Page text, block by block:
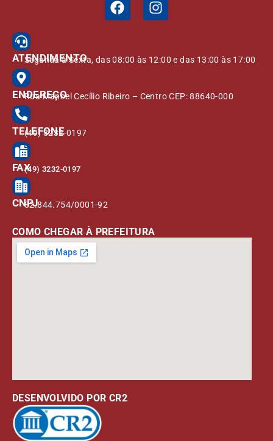
ATENDIMENTO
Segunda à Sexta, das 08:00 às 12:00 e das 13:00 às 17:00
ENDEREÇO
Rua Manoel Cecílio Ribeiro – Centro CEP: 88640-000
TELEFONE
(49) 3232-0197
FAX(49) 3232-0197
CNPJ82.844.754/0001-92
COMO CHEGAR À PREFEITURA
DESENVOLVIDO POR CR2